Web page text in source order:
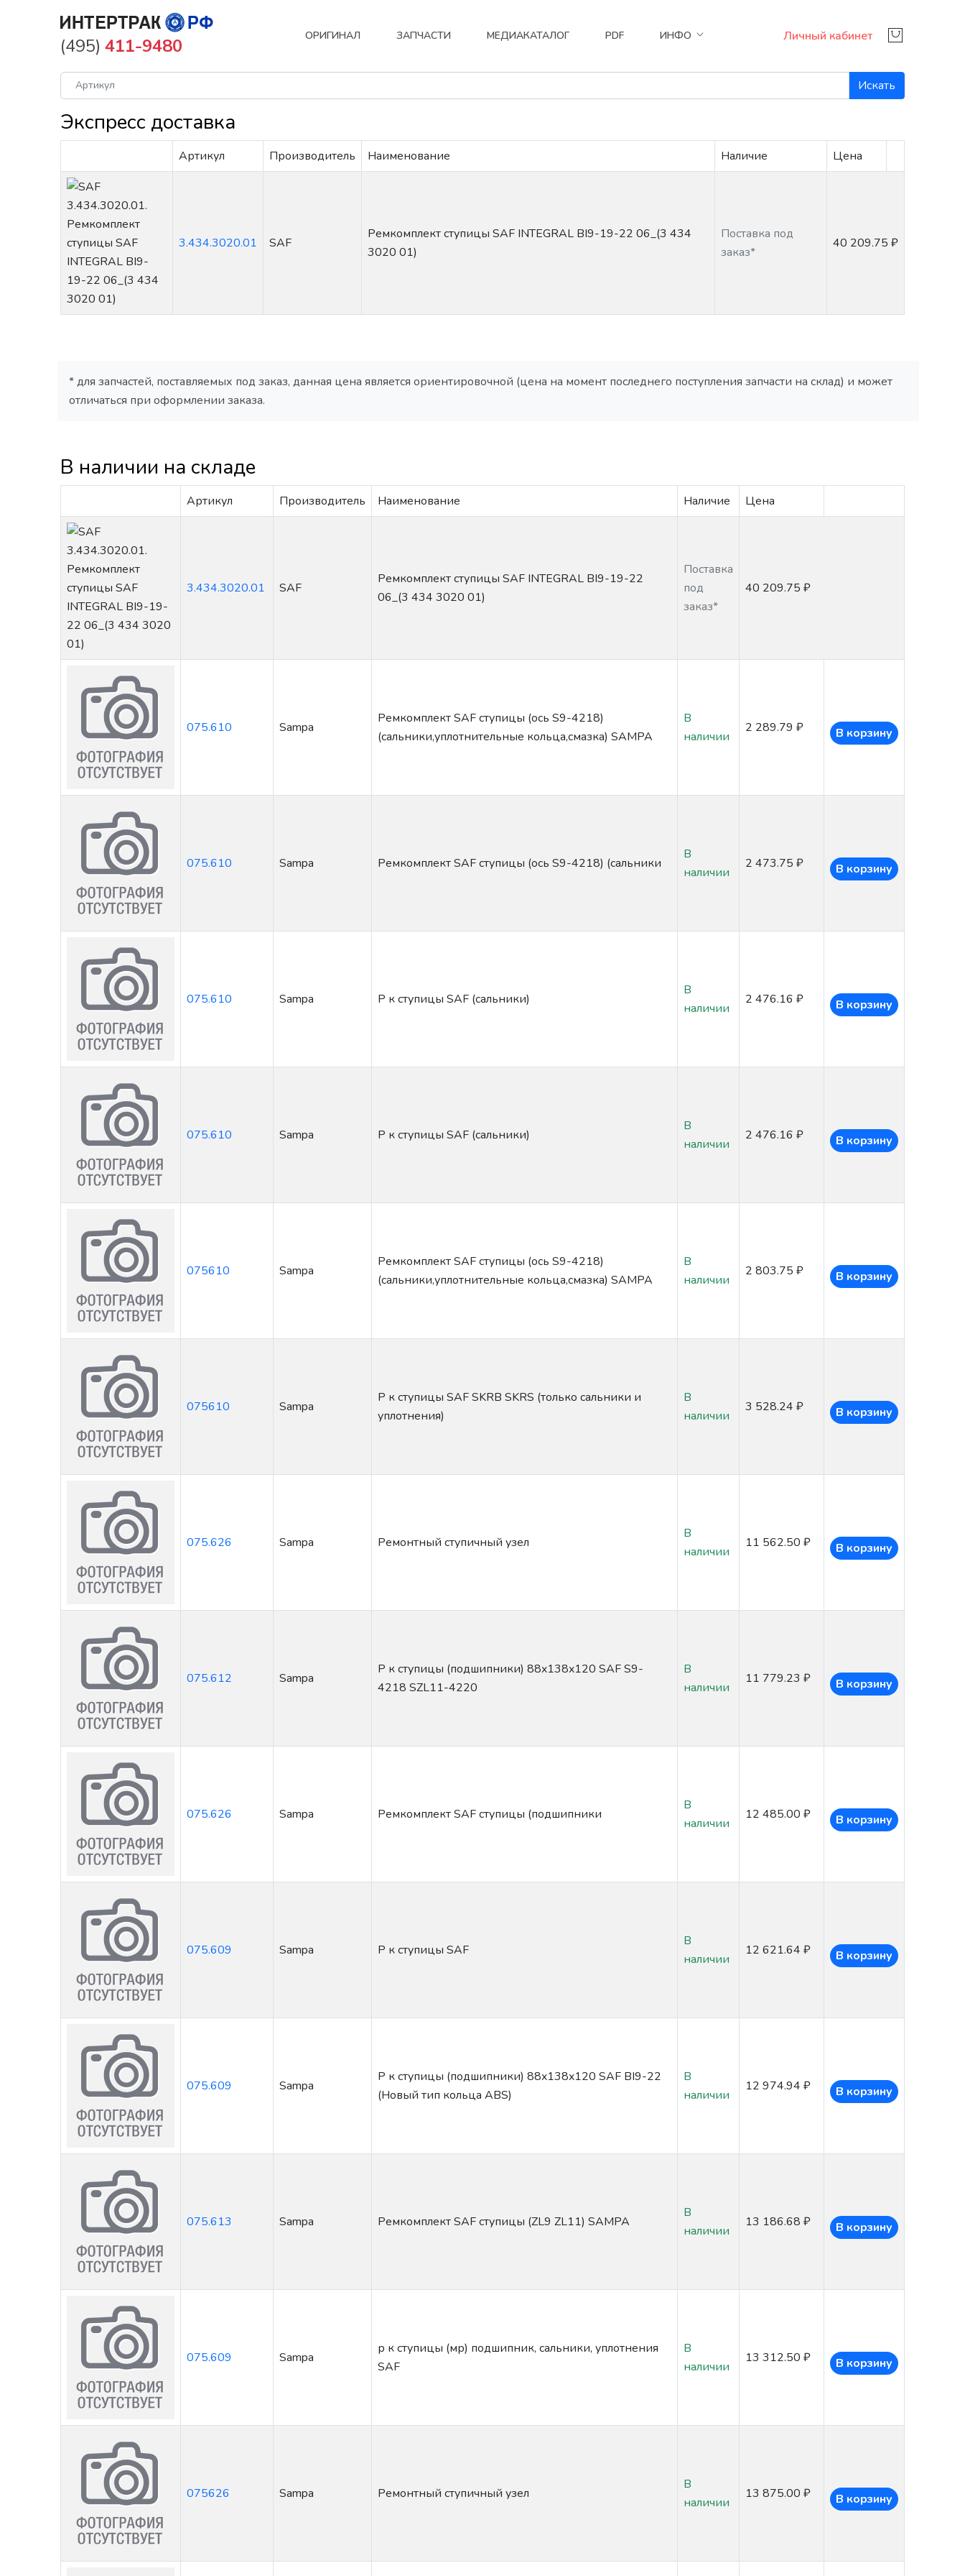
(495) 411-9480 ОРИГИНАЛ ЗАПЧАСТИ МЕДИАКАТАЛОГ PDF ИНФО Личный кабинет
Искать
Экспресс доставка
Артикул Производитель Наименование Наличие Цена
3.434.3020.01 SAF
Ремкомплект ступицы SAF INTEGRAL BI9-19-22 06_(3 434
3020 01)
Поставка под
заказ*
40 209.75 ₽
* для запчастей, поставляемых под заказ, данная цена является ориентировочной (цена на момент последнего поступления запчасти на склад) и может
отличаться при оформлении заказа.
В наличии на складе
Артикул Производитель Наименование Наличие Цена
3.434.3020.01 SAF
Ремкомплект ступицы SAF INTEGRAL BI9-19-22
06_(3 434 3020 01)
Поставка
под
заказ*
40 209.75 ₽
075.610 Sampa
Ремкомплект SAF ступицы (ось S9-4218)
(сальники,уплотнительные кольца,смазка) SAMPA
В
наличии
2 289.79 ₽ В корзину
075.610 Sampa Ремкомплект SAF ступицы (ось S9-4218) (сальники
В
наличии
2 473.75 ₽ В корзину
075.610 Sampa Р к ступицы SAF (сальники)
В
наличии
2 476.16 ₽ В корзину
075.610 Sampa Р к ступицы SAF (сальники)
В
наличии
2 476.16 ₽ В корзину
075610 Sampa
Ремкомплект SAF ступицы (ось S9-4218)
(сальники,уплотнительные кольца,смазка) SAMPA
В
наличии
2 803.75 ₽ В корзину
075610 Sampa
Р к ступицы SAF SKRB SKRS (только сальники и
уплотнения)
В
наличии
3 528.24 ₽ В корзину
075.626 Sampa Ремонтный ступичный узел
В
наличии
11 562.50 ₽ В корзину
075.612 Sampa
Р к ступицы (подшипники) 88x138x120 SAF S9-
4218 SZL11-4220
В
наличии
11 779.23 ₽ В корзину
075.626 Sampa Ремкомплект SAF ступицы (подшипники
В
наличии
12 485.00 ₽ В корзину
075.609 Sampa Р к ступицы SAF
В
наличии
12 621.64 ₽ В корзину
075.609 Sampa
Р к ступицы (подшипники) 88x138x120 SAF BI9-22
(Новый тип кольца ABS)
В
наличии
12 974.94 ₽ В корзину
075.613 Sampa Ремкомплект SAF ступицы (ZL9 ZL11) SAMPA
В
наличии
13 186.68 ₽ В корзину
075.609 Sampa
р к ступицы (мр) подшипник, сальники, уплотнения
SAF
В
наличии
13 312.50 ₽ В корзину
075626 Sampa Ремонтный ступичный узел
В
наличии
13 875.00 ₽ В корзину